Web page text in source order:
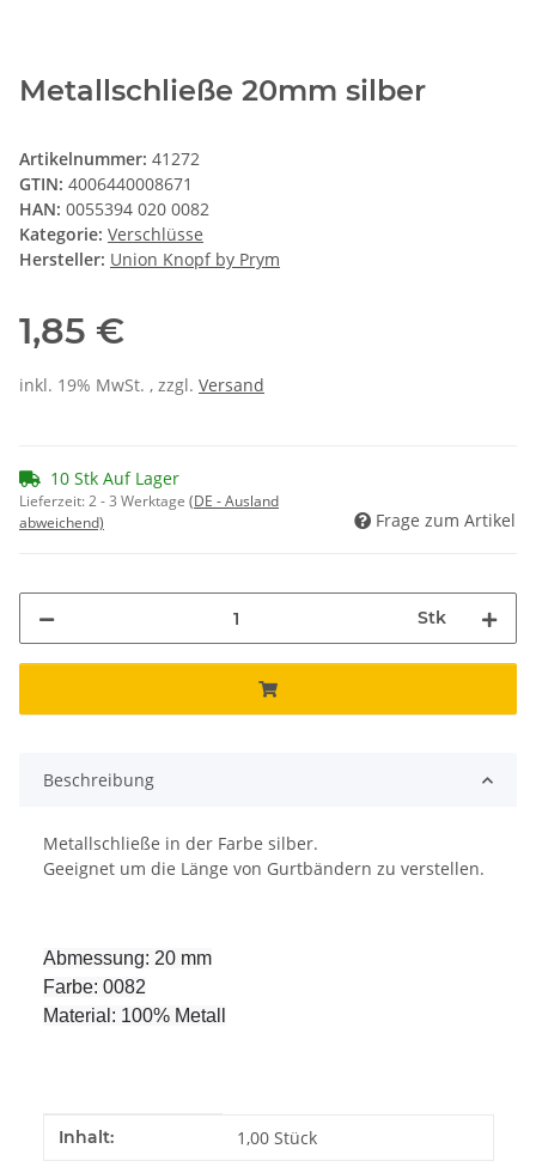
Metallschließe 20mm silber
Artikelnummer: 41272
GTIN: 4006440008671
HAN: 0055394 020 0082
Kategorie: Verschlüsse
Hersteller: Union Knopf by Prym
1,85 €
inkl. 19% MwSt. , zzgl. Versand
10 Stk Auf Lager
Lieferzeit:2 - 3 Werktage (DE - Ausland
abweichend)
Frage zum Artikel
Stk
Beschreibung
Metallschließe in der Farbe silber.
Geeignet um die Länge von Gurtbändern zu verstellen.
Abmessung: 20 mm
Farbe: 0082
Material: 100% Metall
Produkteigenschaft
Wert
Inhalt: 1,00 Stück